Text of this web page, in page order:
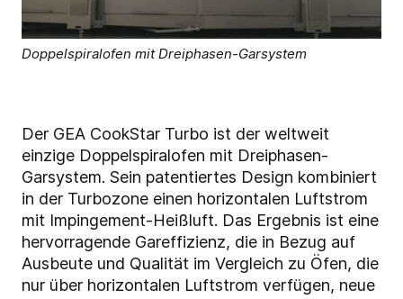
Doppelspiralofen mit Dreiphasen-Garsystem
Der GEA CookStar Turbo ist der weltweit
einzige Doppelspiralofen mit Dreiphasen-
Garsystem. Sein patentiertes Design kombiniert
in der Turbozone einen horizontalen Luftstrom
mit Impingement-Heißluft. Das Ergebnis ist eine
hervorragende Gareffizienz, die in Bezug auf
Ausbeute und Qualität im Vergleich zu Öfen, die
nur über horizontalen Luftstrom verfügen, neue